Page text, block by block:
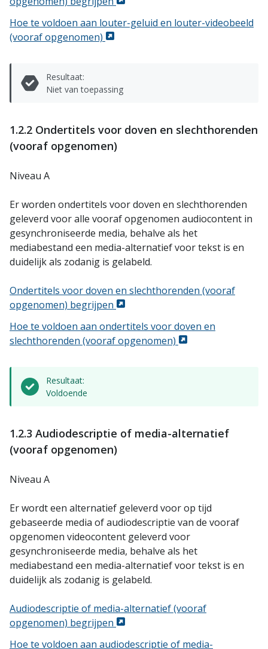
Hoe te voldoen aan louter-geluid en louter-videobeeld
(vooraf opgenomen)
Resultaat:
Niet van toepassing
1.2.2 Ondertitels voor doven en slechthorenden
(vooraf opgenomen)
Niveau A
Er worden ondertitels voor doven en slechthorenden
geleverd voor alle vooraf opgenomen audiocontent in
gesynchroniseerde media, behalve als het
mediabestand een media-alternatief voor tekst is en
duidelijk als zodanig is gelabeld.
Ondertitels voor doven en slechthorenden (vooraf
opgenomen) begrijpen
Hoe te voldoen aan ondertitels voor doven en
slechthorenden (vooraf opgenomen)
Resultaat:
Voldoende
1.2.3 Audiodescriptie of media-alternatief
(vooraf opgenomen)
Niveau A
Er wordt een alternatief geleverd voor op tijd
gebaseerde media of audiodescriptie van de vooraf
opgenomen videocontent geleverd voor
gesynchroniseerde media, behalve als het
mediabestand een media-alternatief voor tekst is en
duidelijk als zodanig is gelabeld.
Audiodescriptie of media-alternatief (vooraf
opgenomen) begrijpen
Hoe te voldoen aan audiodescriptie of media-